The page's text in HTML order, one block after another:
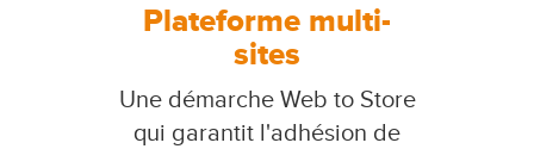
Plateforme multi-
sites
Une démarche Web to Store
qui garantit l'adhésion de